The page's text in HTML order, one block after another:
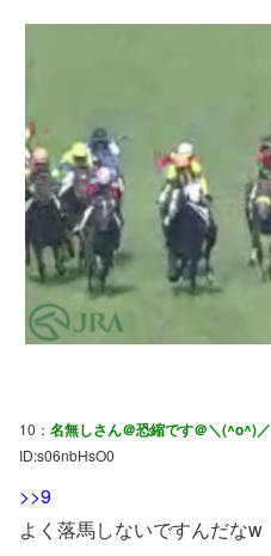
10： 名無しさん＠恐縮です＠＼(^o^)／
ID:s06nbHsO0
>>9
よく落馬しないですんだなw